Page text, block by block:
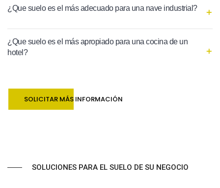
¿Que suelo es el más adecuado para una nave industrial?
¿Que suelo es el más apropiado para una cocina de un
hotel?
SOLICITAR MÁS INFORMACIÓN
SOLUCIONES PARA EL SUELO DE SU NEGOCIO